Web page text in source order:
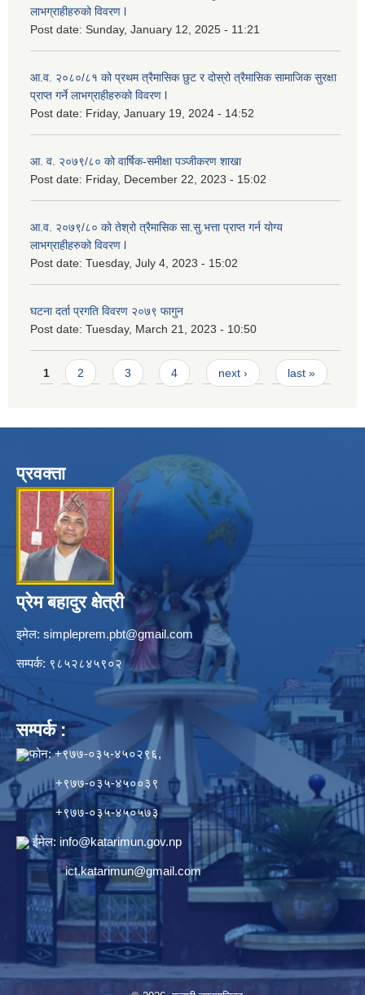
लाभग्राहीहरुको विवरण l
Post date: Sunday, January 12, 2025 - 11:21
आ.व. २०८०/८१ को प्रथम त्रैमासिक छुट र दोस्रो त्रैमासिक सामाजिक सुरक्षा
प्राप्त गर्ने लाभग्राहीहरुको विवरण l
Post date: Friday, January 19, 2024 - 14:52
आ. व. २०७९/८० को वार्षिक-समीक्षा पञ्जीकरण शाखा
Post date: Friday, December 22, 2023 - 15:02
आ.व. २०७९/८० को तेश्रो त्रैमासिक सा.सु.भ‍त्ता प्राप्त गर्न योग्य
लाभग्राहीहरुको विवरण l
Post date: Tuesday, July 4, 2023 - 15:02
घटना दर्ता प्रगति विवरण २०७९ फागुन
Post date: Tuesday, March 21, 2023 - 10:50
Pages
1 2 3 4 next › last »
प्रवक्ता
प्रेम बहादुर क्षेत्री
इमेल: simpleprem.pbt@gmail.com
सम्पर्क: ९८५२८४५९०२
सम्पर्क :
फोन: +९७७-०३५-४५०२९६,
+९७७-०३५-४५००३९
+९७७-०३५-४५०५७३
ईमेल: info@katarimun.gov.np
ict.katarimun@gmail.com